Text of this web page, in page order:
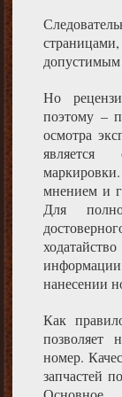
допустимым
Но
поэтому –
осмотра
является
мнением и
Для
информации
нанесении
Как
позволяет
номер.
запчастей